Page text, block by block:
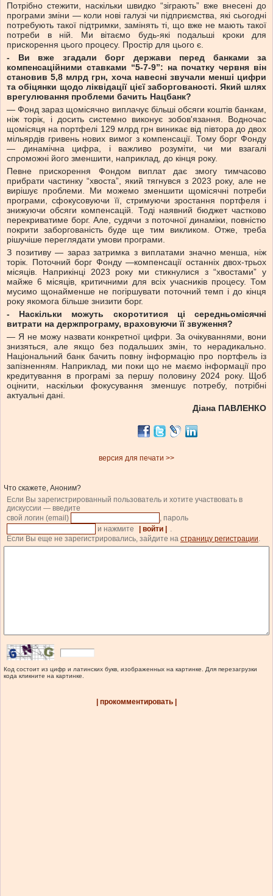
Потрібно стежити, наскільки швидко “зіграють” вже внесені до
програми зміни — коли нові галузі чи підприємства, які сьогодні
потребують такої підтримки, замінять ті, що вже не мають такої
потреби в ній. Ми вітаємо будь-які подальші кроки для
прискорення цього процесу. Простір для цього є.
- Ви вже згадали борг держави перед банками за
компенсаційними ставками “5-7-9”: на початку червня він
становив 5,8 млрд грн, хоча навесні звучали менші цифри
та обіцянки щодо ліквідації цієї заборгованості. Який шлях
врегулювання проблеми бачить Нацбанк?
— Фонд зараз щомісячно виплачує більші обсяги коштів банкам,
ніж торік, і досить системно виконує зобов'язання. Водночас
щомісяця на портфелі 129 млрд грн виникає від півтора до двох
мільярдів гривень нових вимог з компенсації. Тому борг Фонду
— динамічна цифра, і важливо розуміти, чи ми взагалі
спроможні його зменшити, наприклад, до кінця року.
Певне прискорення Фондом виплат дає змогу тимчасово
прибрати частинку “хвоста”, який тягнувся з 2023 року, але не
вирішує проблеми. Ми можемо зменшити щомісячні потреби
програми, сфокусовуючи її, стримуючи зростання портфеля і
знижуючи обсяги компенсацій. Тоді наявний бюджет частково
перекриватиме борг. Але, судячи з поточної динаміки, повністю
покрити заборгованість буде ще тим викликом. Отже, треба
рішучіше переглядати умови програми.
З позитиву — зараз затримка з виплатами значно менша, ніж
торік. Поточний борг Фонду —компенсації останніх двох-трьох
місяців. Наприкінці 2023 року ми стикнулися з “хвостами” у
майже 6 місяців, критичними для всіх учасників процесу. Том
мусимо щонайменше не погіршувати поточний темп і до кінця
року якомога більше знизити борг.
- Наскільки можуть скоротитися ці середньомісячні
витрати на держпрограму, враховуючи її звуження?
— Я не можу назвати конкретної цифри. За очікуваннями, вони
знизяться, але якщо без подальших змін, то нерадикально.
Національний банк бачить повну інформацію про портфель із
запізненням. Наприклад, ми поки що не маємо інформації про
кредитування в програмі за першу половину 2024 року. Щоб
оцінити, наскільки фокусування зменшує потребу, потрібні
актуальні дані.
Діана ПАВЛЕНКО
версия для печати >>
Что скажете, Аноним?
Если Вы зарегистрированный пользователь и хотите участвовать в
дискуссии — введите
свой логин (email)
, пароль
и нажмите
| войти |
.
Если Вы еще не зарегистрировались, зайдите на страницу регистрации.
Код состоит из цифр и латинских букв, изображенных на картинке. Для перезагрузки
кода кликните на картинке.
| прокомментировать |